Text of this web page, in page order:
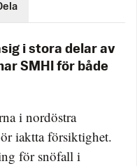
i stora delar av
SMHI för både
i nordöstra
iaktta försiktighet.
för snöfall i